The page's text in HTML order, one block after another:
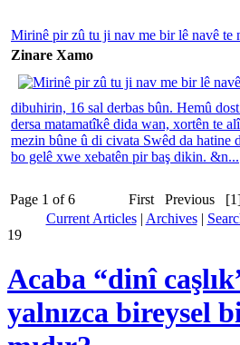
Mirinê pir zû tu ji nav me bir lê navê te
Zinare Xamo
dibuhirin, 16 sal derbas bûn. Hemû
dersa matamatîkê dida wan, xortên te
mezin bûne û di civata Swêd da hatine
bo gelê xwe xebatên pir baş dikin. &n...
Page 1 of 6 First Previous
Current Articles| Archives|
19
Acaba “dinî
yalnızca bireysel